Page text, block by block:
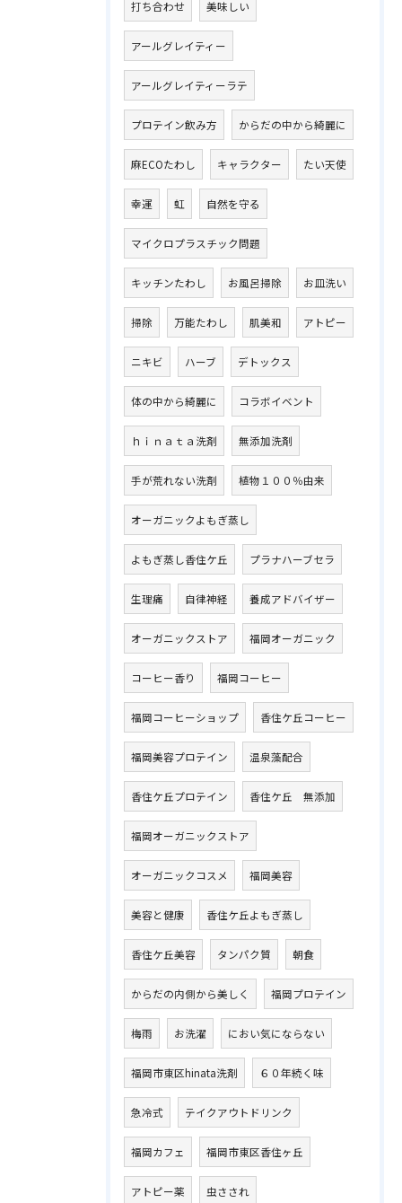
打ち合わせ 美味しい
アールグレイティー
アールグレイティーラテ
プロテイン飲み方 からだの中から綺麗に
麻ECOたわし キャラクター たい天使
幸運 虹 自然を守る
マイクロプラスチック問題
キッチンたわし お風呂掃除 お皿洗い
掃除 万能たわし 肌美和 アトピー
ニキビ ハーブ デトックス
体の中から綺麗に コラボイベント
ｈｉｎａｔａ洗剤 無添加洗剤
手が荒れない洗剤 植物１００％由来
オーガニックよもぎ蒸し
よもぎ蒸し香住ケ丘 プラナハーブセラ
生理痛 自律神経 養成アドバイザー
オーガニックストア 福岡オーガニック
コーヒー香り 福岡コーヒー
福岡コーヒーショップ 香住ケ丘コーヒー
福岡美容プロテイン 温泉藻配合
香住ケ丘プロテイン 香住ケ丘 無添加
福岡オーガニックストア
オーガニックコスメ 福岡美容
美容と健康 香住ケ丘よもぎ蒸し
香住ケ丘美容 タンパク質 朝食
からだの内側から美しく 福岡プロテイン
梅雨 お洗濯 におい気にならない
福岡市東区hinata洗剤 ６０年続く味
急冷式 テイクアウトドリンク
福岡カフェ 福岡市東区香住ヶ丘
アトピー薬 虫さされ